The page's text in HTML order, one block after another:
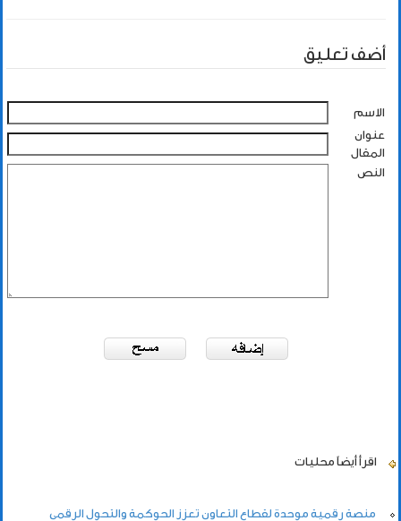
أضف تعليق
الاسم
عنوان
المقال
النص
اقرأ أيضاً محليات
منصة رقمية موحدة لقطاع التعاون تعزز الحوكمة والتحول الرقمي